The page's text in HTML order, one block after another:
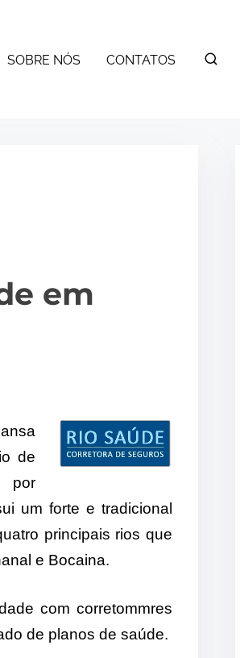
SOBRE NÓS CONTATOS
em
de
por
um forte e tradicional
principais rios que
e Bocaina.
com corretommres
de planos de saúde.